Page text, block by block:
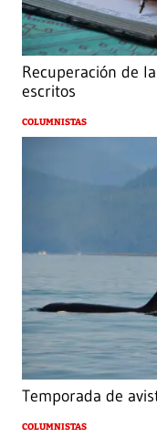
Recuperación de
escritos
COLUMNISTAS
Temporada de
COLUMNISTAS